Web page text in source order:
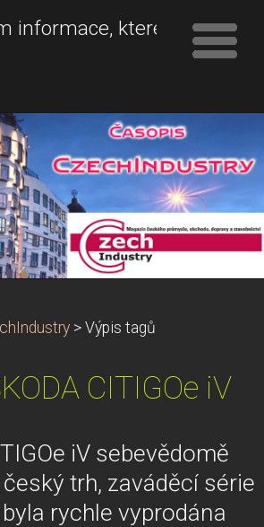
informace, které
> Výpis tagů
CITIGOe iV
iV sebevědomě
trh, zaváděcí série
rychle vyprodána